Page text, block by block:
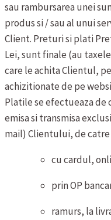
sau rambursarea unei
produs si / sau al unui
Client. Preturi si plati
Lei, sunt finale (au
care le achita Clientul,
achizitionate de pe
Platile se efectueaza de
emisa si transmisa
mail) Clientului, de
cu cardul,
prin OP
ramurs, la